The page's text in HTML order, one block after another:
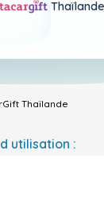
Thaïlande
utilisation :